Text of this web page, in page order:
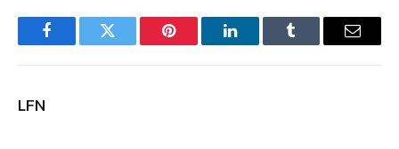
FacebookTwitter Pinterest LinkedInTumblr Email
LFN